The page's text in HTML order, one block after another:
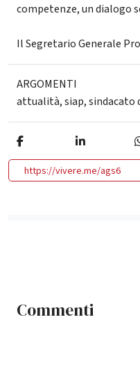
competenze, un dialogo
Il Segretario Generale
ARGOMENTI
attualità,siap,
https://vivere.me/ags6
Commenti